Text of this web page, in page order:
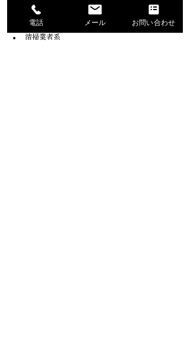
清掃はシンプルな内容が多い。
清掃業者系
電話 メール お問い合わせ